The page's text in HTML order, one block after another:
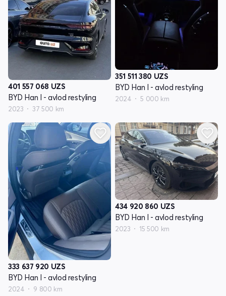
401 557 068 UZS
BYD Han I - avlod restyling
2023 37 500 km
351 511 380 UZS
BYD Han I - avlod restyling
2024 5 000 km
333 637 920 UZS
BYD Han I - avlod restyling
2024 9 800 km
434 920 860 UZS
BYD Han I - avlod restyling
2023 15 500 km